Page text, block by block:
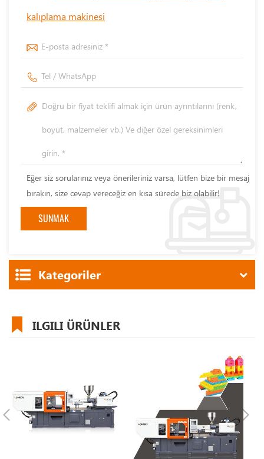
kalıplama makinesi
Eğer siz sorularınız veya önerileriniz varsa, lütfen bize bir mesaj
bırakın, size cevap vereceğiz en kısa sürede biz olabilir!
Kategoriler
ILGILI ÜRÜNLER